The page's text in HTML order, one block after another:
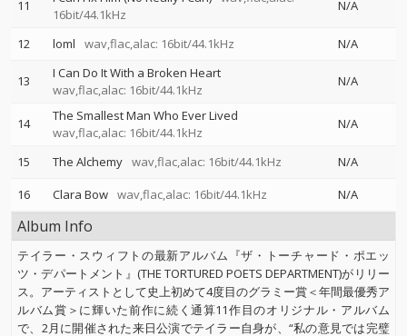
11
16bit/44.1kHz
N/A
12 loml wav,flac,alac: 16bit/44.1kHz N/A
13
I Can Do It With a Broken Heart
wav,flac,alac: 16bit/44.1kHz
N/A
14
The Smallest Man Who Ever Lived
wav,flac,alac: 16bit/44.1kHz
N/A
15 The Alchemy wav,flac,alac: 16bit/44.1kHz
N/A
16
Clara Bow wav,flac,alac: 16bit/44.1kHz N/A
Album Info
テイラー・スウィフトの最新アルバム『ザ・トーチャード・ポエッ
ツ・デパートメント』(THE TORTURED POETS DEPARTMENT)がリリー
ス。アーティストとして史上初めて4度目のグラミー賞＜年間最優秀ア
ルバム賞＞に輝いた前作に続く通算11作目のオリジナル・アルバム
で、2月に開催された来日公演でテイラー自身が、“私の意見では完璧